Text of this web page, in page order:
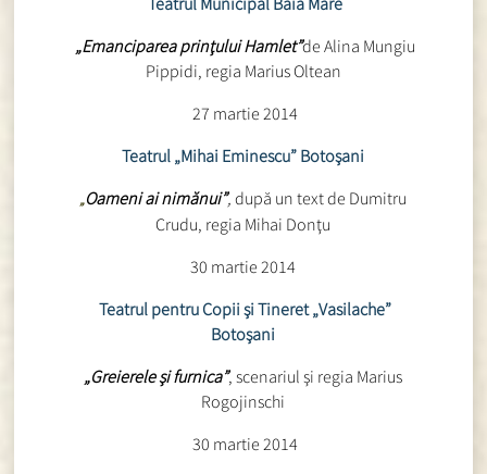
„Emanciparea prinţului Hamlet”de Alina Mungiu
Pippidi, regia Marius Oltean
27 martie 2014
Teatrul „Mihai Eminescu” Botoşani
„Oameni ai nimănui”, după un text de Dumitru
Crudu, regia Mihai Donţu
30 martie 2014
Teatrul pentru Copii şi Tineret „Vasilache”
Botoşani
„Greierele şi furnica”, scenariul şi regia Marius
Rogojinschi
30 martie 2014